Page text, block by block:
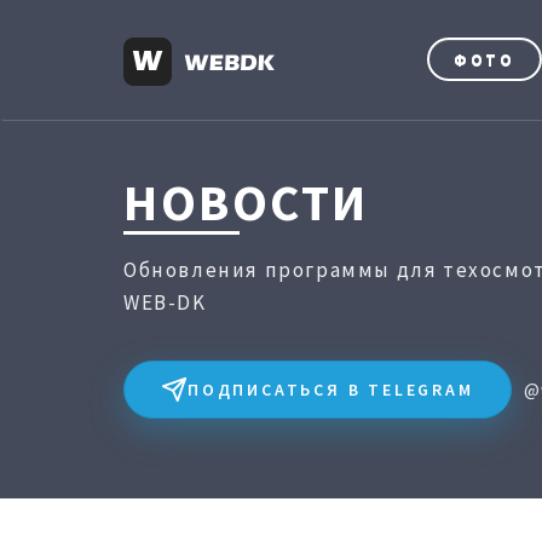
ФОТО
НОВОСТИ
Обновления программы для
WEB-DK
ПОДПИСАТЬСЯ В TELEGRAM